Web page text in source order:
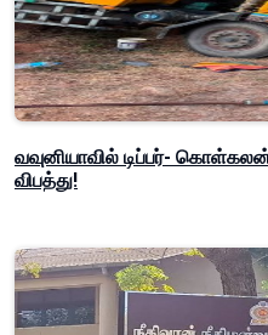
வவுனியாவில் டிப்பர்-
விபத்து!